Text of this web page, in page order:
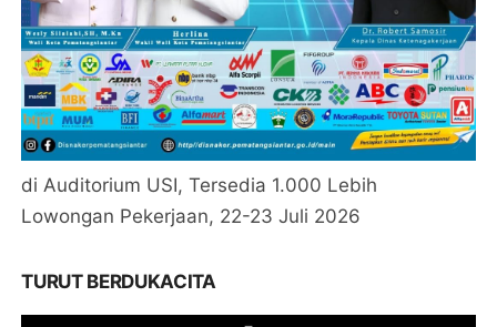
di Auditorium USI, Tersedia 1.000 Lebih
Lowongan Pekerjaan, 22-23 Juli 2026
TURUT BERDUKACITA